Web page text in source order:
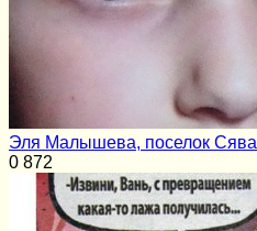
Эля Малышева, поселок Сява
0 872